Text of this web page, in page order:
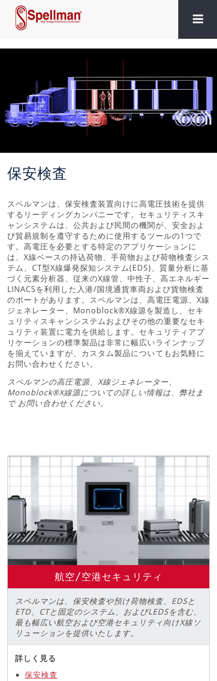
保安検査
スペルマンは、保安検査装置向けに高電圧技術を提供
するリーディングカンパニーです。セキュリティスキ
ャンシステムは、公共および民間の機関が、安全およ
び貿易規制を遵守するために使用するツールの1つで
す。高電圧を必要とする特定のアプリケーションに
は、X線ベースの持込荷物、手荷物および荷物検査シス
テム、CT型X線爆発探知システム(EDS)、質量分析に基
づく元素分析器、従来のX線管、中性子、高エネルギー
LINACSを利用した入港/国境通貨車両および貨物検査
のポートがあります。スペルマンは、高電圧電源、X線
ジェネレーター、Monoblock®X線源を製造し、セキ
ュリティスキャンシステムおよびその他の重要なセキ
ュリティ装置に電力を供給します。セキュリティアプ
リケーションの標準製品は非常に幅広いラインナップ
を揃えていますが、カスタム製品についてもお気軽に
お問い合わせください。
スペルマンの高圧電源、X線ジェネレーター、
Monoblock®X線源についての詳しい情報は、弊社ま
で お問い合わせください。
航空/空港セキュリティ
スペルマンは、保安検査や預け荷物検査、EDSと
ETD、CTと固定のシステム、およびLEDSを含む、
最も幅広い航空および空港セキュリティ向けX線ソ
リューションを提供いたします。
詳しく見る
保安検査